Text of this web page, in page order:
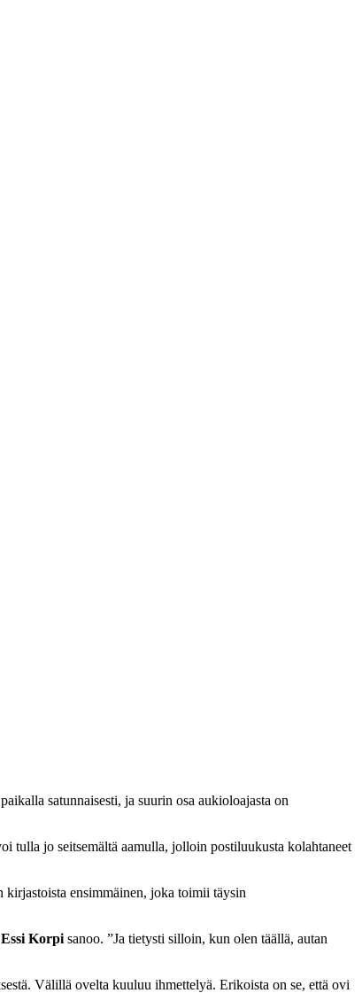
satunnaisesti, ja suurin osa aukioloajasta on
tulla jo seitsemältä aamulla, jolloin postiluukusta kolahtaneet
kirjastoista ensimmäinen, joka toimii täysin
Essi Korpi sanoo. ”Ja tietysti silloin, kun olen täällä, autan
Välillä ovelta kuuluu ihmettelyä. Erikoista on se, että ovi